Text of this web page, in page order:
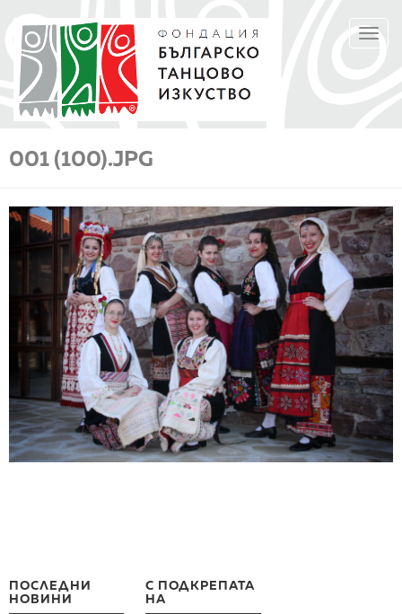
основното
съдържание
001 (100).JPG
ПОСЛЕДНИ
НОВИНИ
С ПОДКРЕПАТА
НА